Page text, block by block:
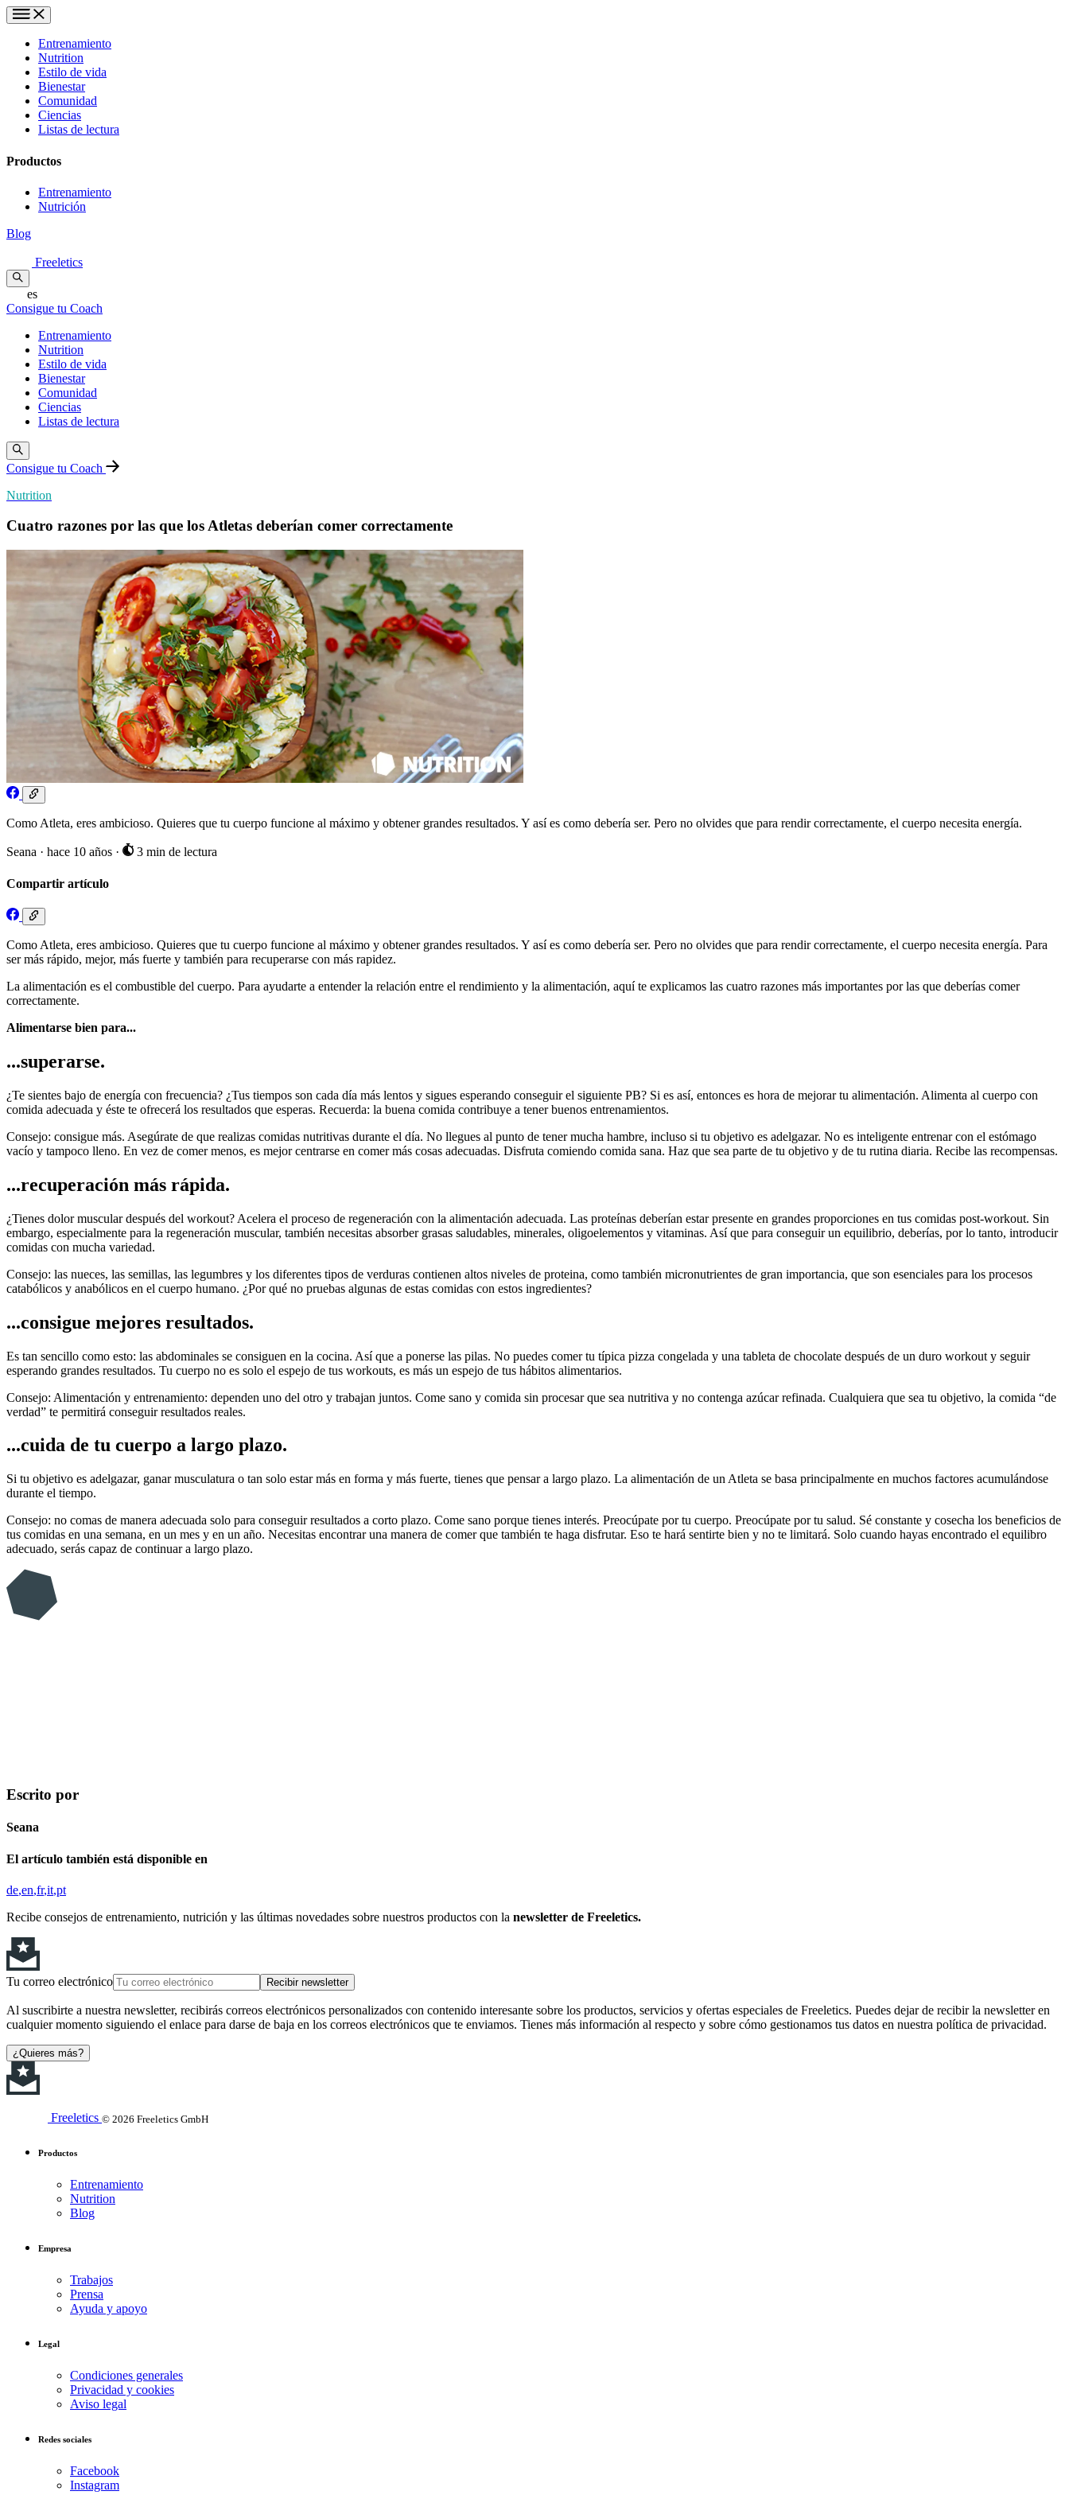
Entrenamiento
Nutrition
Estilo de vida
Bienestar
Comunidad
Ciencias
Listas de lectura
Productos
Entrenamiento
Nutrición
Blog
Freeletics
es
Consigue tu Coach
Entrenamiento
Nutrition
Estilo de vida
Bienestar
Comunidad
Ciencias
Listas de lectura
Consigue tu Coach
Nutrition
Cuatro razones por las que los Atletas deberían comer correctamente
Como Atleta, eres ambicioso. Quieres que tu cuerpo funcione al máximo y obtener grandes resultados. Y así es como debería ser. Pero no olvides que para rendir correctamente, el cuerpo necesita energía.
Seana · hace 10 años · 3 min de lectura
Compartir artículo
Como Atleta, eres ambicioso. Quieres que tu cuerpo funcione al máximo y obtener grandes resultados. Y así es como debería ser. Pero no olvides que para rendir correctamente, el cuerpo necesita energía. Para
ser más rápido, mejor, más fuerte y también para recuperarse con más rapidez.
La alimentación es el combustible del cuerpo. Para ayudarte a entender la relación entre el rendimiento y la alimentación, aquí te explicamos las cuatro razones más importantes por las que deberías comer
correctamente.
Alimentarse bien para...
...superarse.
¿Te sientes bajo de energía con frecuencia? ¿Tus tiempos son cada día más lentos y sigues esperando conseguir el siguiente PB? Si es así, entonces es hora de mejorar tu alimentación. Alimenta al cuerpo con
comida adecuada y éste te ofrecerá los resultados que esperas. Recuerda: la buena comida contribuye a tener buenos entrenamientos.
Consejo: consigue más. Asegúrate de que realizas comidas nutritivas durante el día. No llegues al punto de tener mucha hambre, incluso si tu objetivo es adelgazar. No es inteligente entrenar con el estómago
vacío y tampoco lleno. En vez de comer menos, es mejor centrarse en comer más cosas adecuadas. Disfruta comiendo comida sana. Haz que sea parte de tu objetivo y de tu rutina diaria. Recibe las recompensas.
...recuperación más rápida.
¿Tienes dolor muscular después del workout? Acelera el proceso de regeneración con la alimentación adecuada. Las proteínas deberían estar presente en grandes proporciones en tus comidas post-workout. Sin
embargo, especialmente para la regeneración muscular, también necesitas absorber grasas saludables, minerales, oligoelementos y vitaminas. Así que para conseguir un equilibrio, deberías, por lo tanto, introducir
comidas con mucha variedad.
Consejo: las nueces, las semillas, las legumbres y los diferentes tipos de verduras contienen altos niveles de proteina, como también micronutrientes de gran importancia, que son esenciales para los procesos
catabólicos y anabólicos en el cuerpo humano. ¿Por qué no pruebas algunas de estas comidas con estos ingredientes?
...consigue mejores resultados.
Es tan sencillo como esto: las abdominales se consiguen en la cocina. Así que a ponerse las pilas. No puedes comer tu típica pizza congelada y una tableta de chocolate después de un duro workout y seguir
esperando grandes resultados. Tu cuerpo no es solo el espejo de tus workouts, es más un espejo de tus hábitos alimentarios.
Consejo: Alimentación y entrenamiento: dependen uno del otro y trabajan juntos. Come sano y comida sin procesar que sea nutritiva y no contenga azúcar refinada. Cualquiera que sea tu objetivo, la comida “de
verdad” te permitirá conseguir resultados reales.
...cuida de tu cuerpo a largo plazo.
Si tu objetivo es adelgazar, ganar musculatura o tan solo estar más en forma y más fuerte, tienes que pensar a largo plazo. La alimentación de un Atleta se basa principalmente en muchos factores acumulándose
durante el tiempo.
Consejo: no comas de manera adecuada solo para conseguir resultados a corto plazo. Come sano porque tienes interés. Preocúpate por tu cuerpo. Preocúpate por tu salud. Sé constante y cosecha los beneficios de
tus comidas en una semana, en un mes y en un año. Necesitas encontrar una manera de comer que también te haga disfrutar. Eso te hará sentirte bien y no te limitará. Solo cuando hayas encontrado el equilibro
adecuado, serás capaz de continuar a largo plazo.
Escrito por
Seana
El artículo también está disponible en
de en fr it pt
Recibe consejos de entrenamiento, nutrición y las últimas novedades sobre nuestros productos con la newsletter de Freeletics.
Tu correo electrónico Recibir newsletter
Al suscribirte a nuestra newsletter, recibirás correos electrónicos personalizados con contenido interesante sobre los productos, servicios y ofertas especiales de Freeletics. Puedes dejar de recibir la newsletter en
cualquier momento siguiendo el enlace para darse de baja en los correos electrónicos que te enviamos. Tienes más información al respecto y sobre cómo gestionamos tus datos en nuestra política de privacidad.
¿Quieres más?
Freeletics © 2026 Freeletics GmbH
Productos
Entrenamiento
Nutrition
Blog
Empresa
Trabajos
Prensa
Ayuda y apoyo
Legal
Condiciones generales
Privacidad y cookies
Aviso legal
Redes sociales
Facebook
Instagram